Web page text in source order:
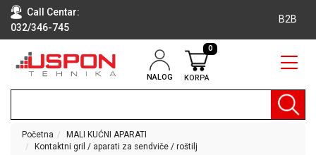
Call Centar:
032/346-745
B2B
NALOG KORPA
0
RAČUNARI
TEHNIKA
KLIME I
Početna
MALI KUĆNI APARATI
Kontaktni gril / aparati za sendviče / roštilj